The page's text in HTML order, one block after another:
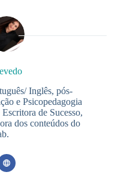
Inglês, pós-
e Psicopedagogia
de Sucesso,
dos conteúdos do